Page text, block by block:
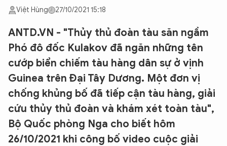
Việt Hùng 27/10/2021 15:18
ANTD.VN - "Thủy thủ đoàn tàu săn ngầm
Phó đô đốc Kulakov đã ngăn những tên
cướp biển chiếm tàu hàng dân sự ở vịnh
Guinea trên Đại Tây Dương. Một đơn vị
chống khủng bố đã tiếp cận tàu hàng, giải
cứu thủy thủ đoàn và khám xét toàn tàu",
Bộ Quốc phòng Nga cho biết hôm
26/10/2021 khi công bố video cuộc giải